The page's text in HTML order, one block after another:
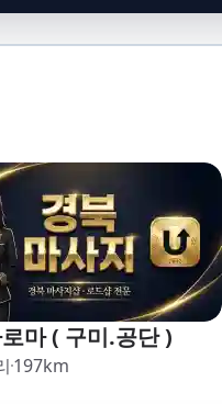
마 ( 구미.공단 )
197km